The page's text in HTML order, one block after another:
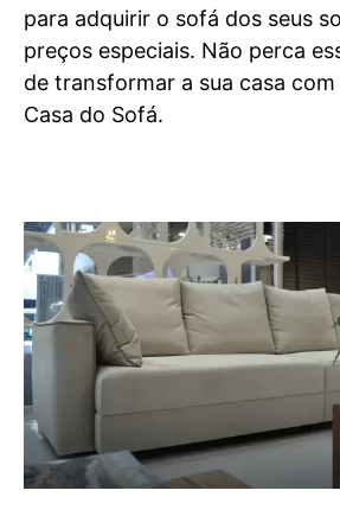
para adquirir o sofá dos seus
preços especiais. Não perca
de transformar a sua casa
Casa do Sofá.